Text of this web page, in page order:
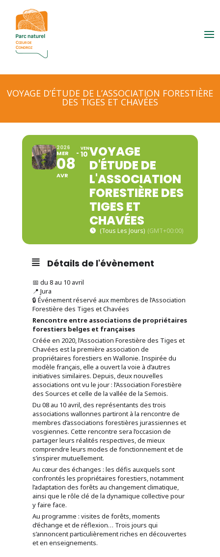
VOYAGE D’ÉTUDE DE L’ASSOCIATION FORESTIÈRE
DES TIGES ET CHAVÉES
2026
MER
08
AVR
VEN
10 VOYAGE
D'ÉTUDE DE
L'ASSOCIATION
FORESTIÈRE DES
TIGES ET
CHAVÉES
(Tous Les Jours) (GMT+00:00)
Détails de l'évènement
📅 du 8 au 10 avril
📍 Jura
🔒 Événement réservé aux membres de l’Association
Forestière des Tiges et Chavées
Rencontre entre associations de propriétaires
forestiers belges et françaises
Créée en 2020, l’Association Forestière des Tiges et
Chavées est la première association de
propriétaires forestiers en Wallonie. Inspirée du
modèle français, elle a ouvert la voie à d’autres
initiatives similaires. Depuis, deux nouvelles
associations ont vu le jour : l’Association Forestière
des Sources et celle de la vallée de la Semois.
Du 08 au 10 avril, des représentants des trois
associations wallonnes partiront à la rencontre de
membres d’associations forestières jurassiennes et
vosgiennes. Cette rencontre sera l’occasion de
partager leurs réalités respectives, de mieux
comprendre leurs modes de fonctionnement et de
s’inspirer mutuellement.
Au cœur des échanges : les défis auxquels sont
confrontés les propriétaires forestiers, notamment
l’adaptation des forêts au changement climatique,
ainsi que le rôle clé de la dynamique collective pour
y faire face.
Au programme : visites de forêts, moments
d’échange et de réflexion… Trois jours qui
s’annoncent particulièrement riches en découvertes
et en enseignements.